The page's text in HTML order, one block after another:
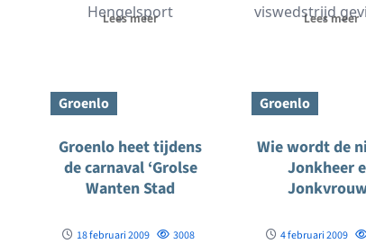
Hengelsport
Lees meer
viswedstrijd
Lees meer
Groenlo
Groenlo heet tijdens
de carnaval ‘Grolse
Wanten Stad
18 februari 2009 3008
Groenlo
Wie wordt de
Jonkheer
4 februari 2009